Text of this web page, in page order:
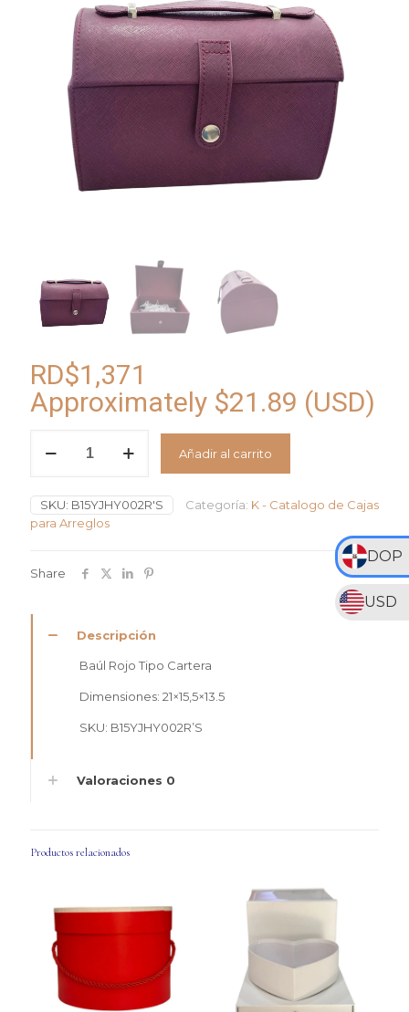
DOP
USD
RD$1,371
Approximately $21.89 (USD)
Rojo
cantidad
Añadir al carrito
SKU: B15YJHY002R'S Categoría: K - Catalogo de Cajas
para Arreglos
Share
Descripción
Baúl Rojo Tipo Cartera
Dimensiones: 21×15,5×13.5
SKU: B15YJHY002R’S
Valoraciones 0
Productos relacionados